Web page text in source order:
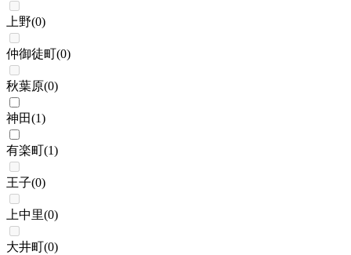
上野(0)
仲御徒町(0)
秋葉原(0)
神田(1)
有楽町(1)
王子(0)
上中里(0)
大井町(0)